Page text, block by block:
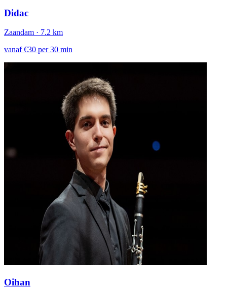
Didac
Zaandam · 7.2 km
vanaf €30 per 30 min
Oihan